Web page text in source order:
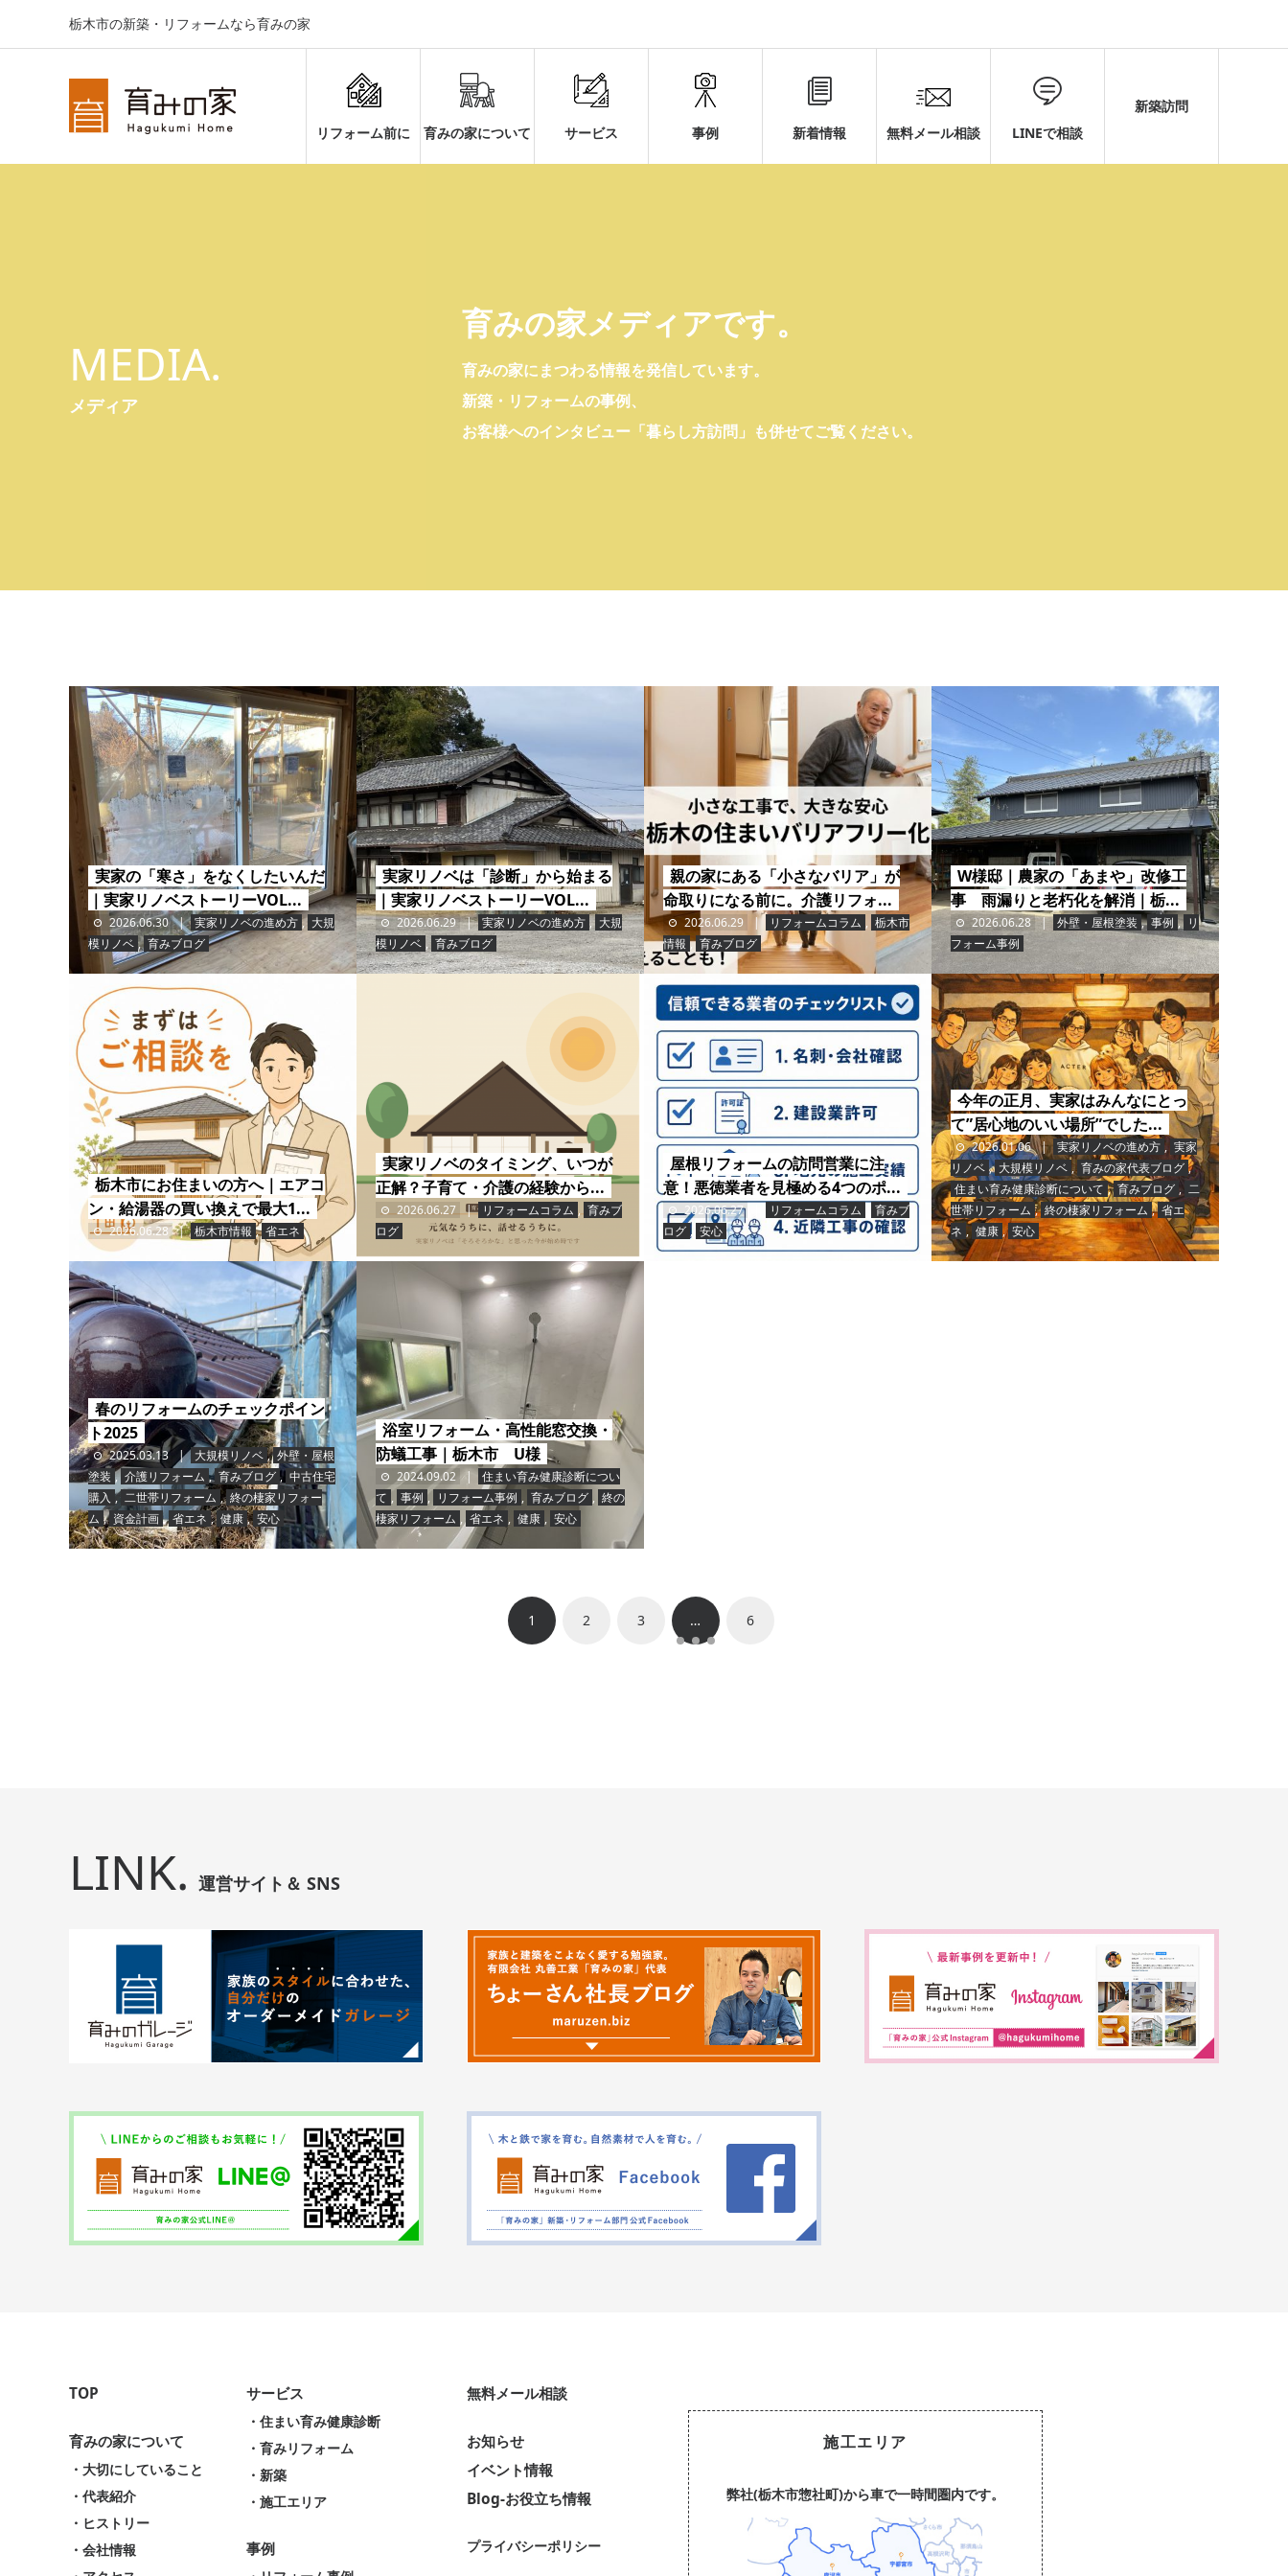
栃木市の新築・リフォームなら育みの家
リフォーム前に 育みの家について サービス 事例 新着情報 無料メール相談 LINEで相談
新築訪問
MEDIA.
メディア
育みの家メディアです。
育みの家にまつわる情報を発信しています。
新築・リフォームの事例、
お客様へのインタビュー「暮らし方訪問」も併せてご覧ください。
実家の「寒さ」をなくしたいんだ
｜実家リノベストーリーVOL...
2026.06.30 実家リノベの進め方 , 大規
模リノベ , 育みブログ
実家リノベは「診断」から始まる
｜実家リノベストーリーVOL...
2026.06.29 実家リノベの進め方 , 大規
模リノベ , 育みブログ
親の家にある「小さなバリア」が
命取りになる前に。介護リフォ...
2026.06.29 リフォームコラム , 栃木市
情報 , 育みブログ
W様邸｜農家の「あまや」改修工
事 雨漏りと老朽化を解消｜栃...
2026.06.28 外壁・屋根塗装 , 事例 , リ
フォーム事例
栃木市にお住まいの方へ｜エアコ
ン・給湯器の買い換えで最大1...
2026.06.28 栃木市情報 , 省エネ
実家リノベのタイミング、いつが
正解？子育て・介護の経験から...
2026.06.27 リフォームコラム , 育みブ
ログ
屋根リフォームの訪問営業に注
意！悪徳業者を見極める4つのポ...
2026.06.27 リフォームコラム
育みブ
ログ , 安心
今年の正月、実家はみんなにとっ
て”居心地のいい場所”でした...
2026.01.06 実家リノベの進め方 , 実家
リノベ , 大規模リノベ , 育みの家代表ブログ ,
住まい育み健康診断について , 育みブログ , 二
世帯リフォーム , 終の棲家リフォーム , 省エ
ネ , 健康 , 安心
春のリフォームのチェックポイン
ト2025
2025.03.13 大規模リノベ , 外壁・屋根
塗装 , 介護リフォーム , 育みブログ , 中古住宅
購入 , 二世帯リフォーム , 終の棲家リフォー
ム , 資金計画 , 省エネ , 健康 , 安心
浴室リフォーム・高性能窓交換・
防蟻工事｜栃木市 U様
2024.09.02
住まい育み健康診断につい
て , 事例 , リフォーム事例 , 育みブログ , 終の
棲家リフォーム , 省エネ , 健康 , 安心
1 2 3 … 6
LINK. 運営サイト＆ SNS
TOP
育みの家について
・大切にしていること
・代表紹介
・ヒストリー
・会社情報
サービス
・住まい育み健康診断
・育みリフォーム
・新築
・施工エリア
事例
無料メール相談
お知らせ
イベント情報
Blog-お役立ち情報
プライバシーポリシー
施工エリア
弊社(栃木市惣社町)から車で一時間圏内です。